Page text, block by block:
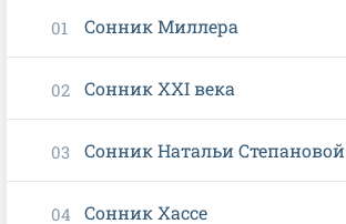
Сонник Миллера
Сонник XXI века
Сонник Натальи Степановой
Сонник Хассе